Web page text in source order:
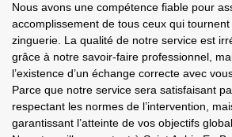
Nous avons une compétence fiable pour
accomplissement de tous ceux qui
zinguerie. La qualité de notre service est
grâce à notre savoir-faire professionnel,
l’existence d’un échange correcte avec
Parce que notre service sera satisfaisant
respectant les normes de l’intervention,
garantissant l’atteinte de vos objectifs